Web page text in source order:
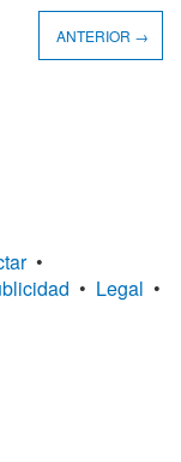
ANTERIOR →
•
• Legal •